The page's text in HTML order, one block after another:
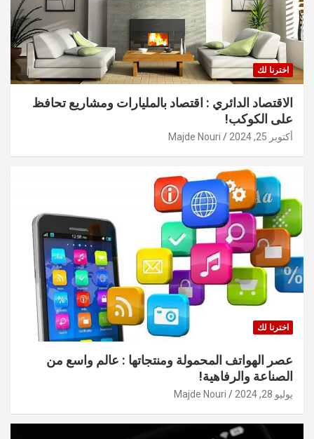
اخترنا لك
الاقتصاد الدائري : اقتصاد بالمليارات ومشاريع تحافظ
على الكوكب!
أكتوبر 25, 2024 Majde Nouri
اخترنا لك
عصر الهواتف المحمولة ومنتجاتها : عالم واسع من
الصناعة والرفاهية!
يوليو 28, 2024 Majde Nouri